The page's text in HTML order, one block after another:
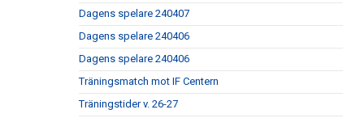
Dagens spelare 240407
Dagens spelare 240406
Dagens spelare 240406
Träningsmatch mot IF Centern
Träningstider v. 26-27